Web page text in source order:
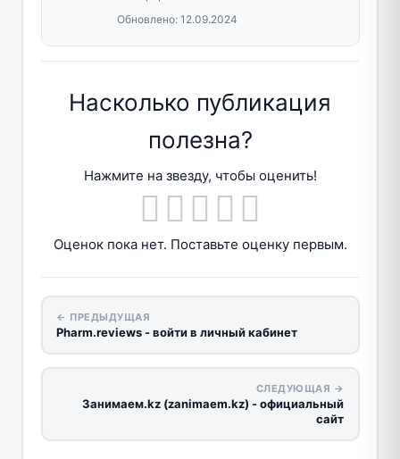
Обновлено: 12.09.2024
Насколько публикация
полезна?
Нажмите на звезду, чтобы оценить!
Оценок пока нет. Поставьте оценку первым.
← ПРЕДЫДУЩАЯ
Pharm.reviews - войти в личный кабинет
СЛЕДУЮЩАЯ →
Занимаем.kz (zanimaem.kz) - официальный
сайт